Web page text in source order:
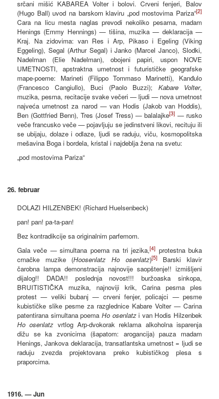
srčani mišić KABAREA Volter i bolovi. Crveni fenjeri, Balov
(Hugo Ball) uvod na barskom klaviru „pod mostovima Pariza“[2]
Cara na licu mesta naglas prevodi nekoliko pesama, madam
Henings (Emmy Hennings) — tišina, muzika — deklaracija —
Kraj. Na zidovima: van Res i Arp, Pikaso i Egeling (Viking
Eggeling), Segal (Arthur Segal) i Janko (Marcel Janco), Slodki,
Nadelman (Elie Nadelman), obojeni papiri, uspon NOVE
UMETNOSTI, apstraktna umetnost i futurističke geografske
mape-poeme: Marineti (Filippo Tommaso Marinetti), Kanđulo
(Francesco Cangiullo), Buci (Paolo Buzzi); Kabare Volter,
muzika, pesma, recitacije svake večeri — ljudi — nova umetnost
najveća umetnost za narod — van Hodis (Jakob van Hoddis),
Ben (Gottfried Benn), Tres (Josef Tress) — balalajke[3] — rusko
veče francusko veče — pojavljuju se jedinstveni likovi, recituju ili
se ubijaju, dolaze i odlaze, ljudi se raduju, viču, kosmopolitska
mešavina Boga i bordela, kristal i najdeblja žena na svetu:
„pod mostovima Pariza“
26. februar
DOLAZI HILZENBEK! (Richard Huelsenbeck)
pan! pan! pa-ta-pan!
Bez kontradikcije sa originalnim parfemom.
Gala veče — simultana poema na tri jezika,[4] protestna buka
crnačke muzike (Hoosenlatz Ho osenlatz)[5]Barski klavir
čarobna lampa demonstracija najnovije saopštenje!! izmišljeni
dijalog!! DADA!! poslednja novost!!! buržoaska sinkopa,
BRUITISTIČKA muzika, najnoviji krik, Carina pesma ples
protest — veliki bubanj — crveni fenjer, policajci — pesme
kubističke slike pesme za razglednice Kabare Volter — Carina
patentirana simultana poema Ho osenlatzi van Hodis Hilzenbek
Ho osenlatz vrtlog Arp-dvokorak reklama alkoholna isparenja
dižu se ka zvonicima (šapatom: arogancija) pauza madam
Henings, Jankova deklaracija, transatlantska umetnost = ljudi se
raduju zvezda projektovana preko kubističkog plesa s
praporcima.
1916. — Jun